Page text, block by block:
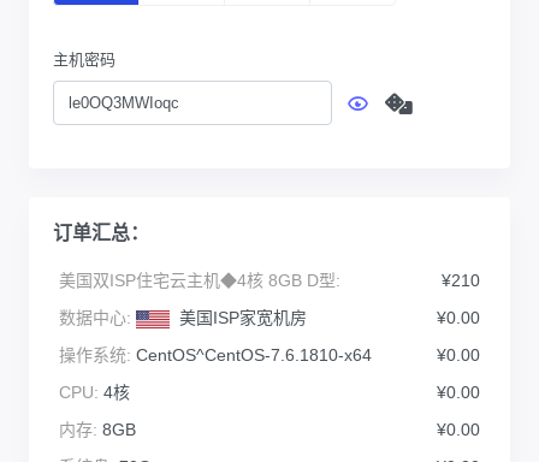
主机密码
订单汇总：
美国双ISP住宅云主机◆4核 8GB D型:
¥210
数据中心:
美国ISP家宽机房
¥0.00
操作系统: CentOS^CentOS-7.6.1810-x64
¥0.00
CPU: 4核
¥0.00
内存: 8GB
¥0.00